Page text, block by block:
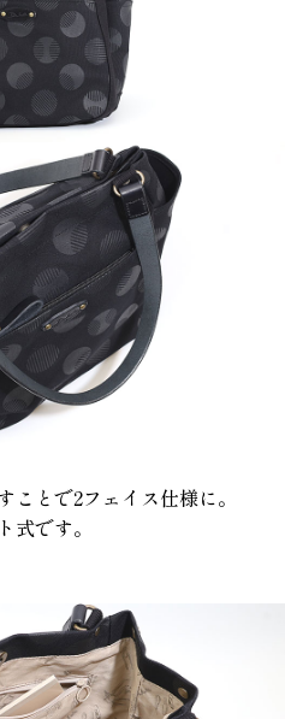
とで2フェイス仕様に。
式です。